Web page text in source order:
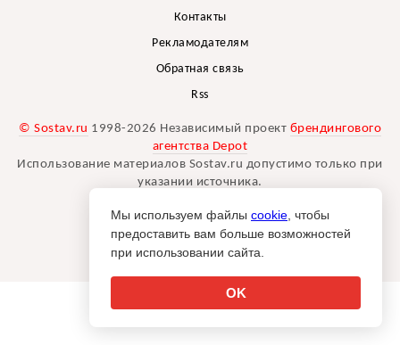
Контакты
Рекламодателям
Обратная связь
Rss
© Sostav.ru 1998-2026 Независимый проект брендингового
агентства Depot
Использование материалов Sostav.ru допустимо только при
указании источника.
18+
Мы используем файлы cookie , чтобы
предоставить вам больше возможностей
при использовании сайта.
OK